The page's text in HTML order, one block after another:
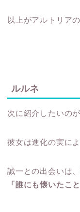
以上がアルトリア
ルルネ
次に紹介したいの
彼女は進化の実に
誠一との出会いは
「誰にも懐いたこ